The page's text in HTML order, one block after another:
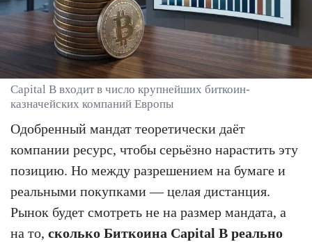
Capital B входит в число крупнейших биткоин-
казначейских компаний Европы
Одобренный мандат теоретически даёт
компании ресурс, чтобы серьёзно нарастить эту
позицию. Но между разрешением на бумаге и
реальными покупками — целая дистанция.
Рынок будет смотреть не на размер мандата, а
на то, сколько Биткоина Capital B реально